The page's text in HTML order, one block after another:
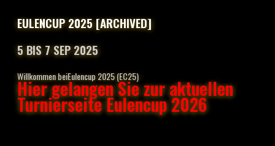
EULENCUP 2025 [ARCHIVED]
5 BIS 7 SEP 2025
Willkommen beiEulencup 2025 (EC25)
Hier gelangen Sie zur aktuellen
Turnierseite Eulencup 2026